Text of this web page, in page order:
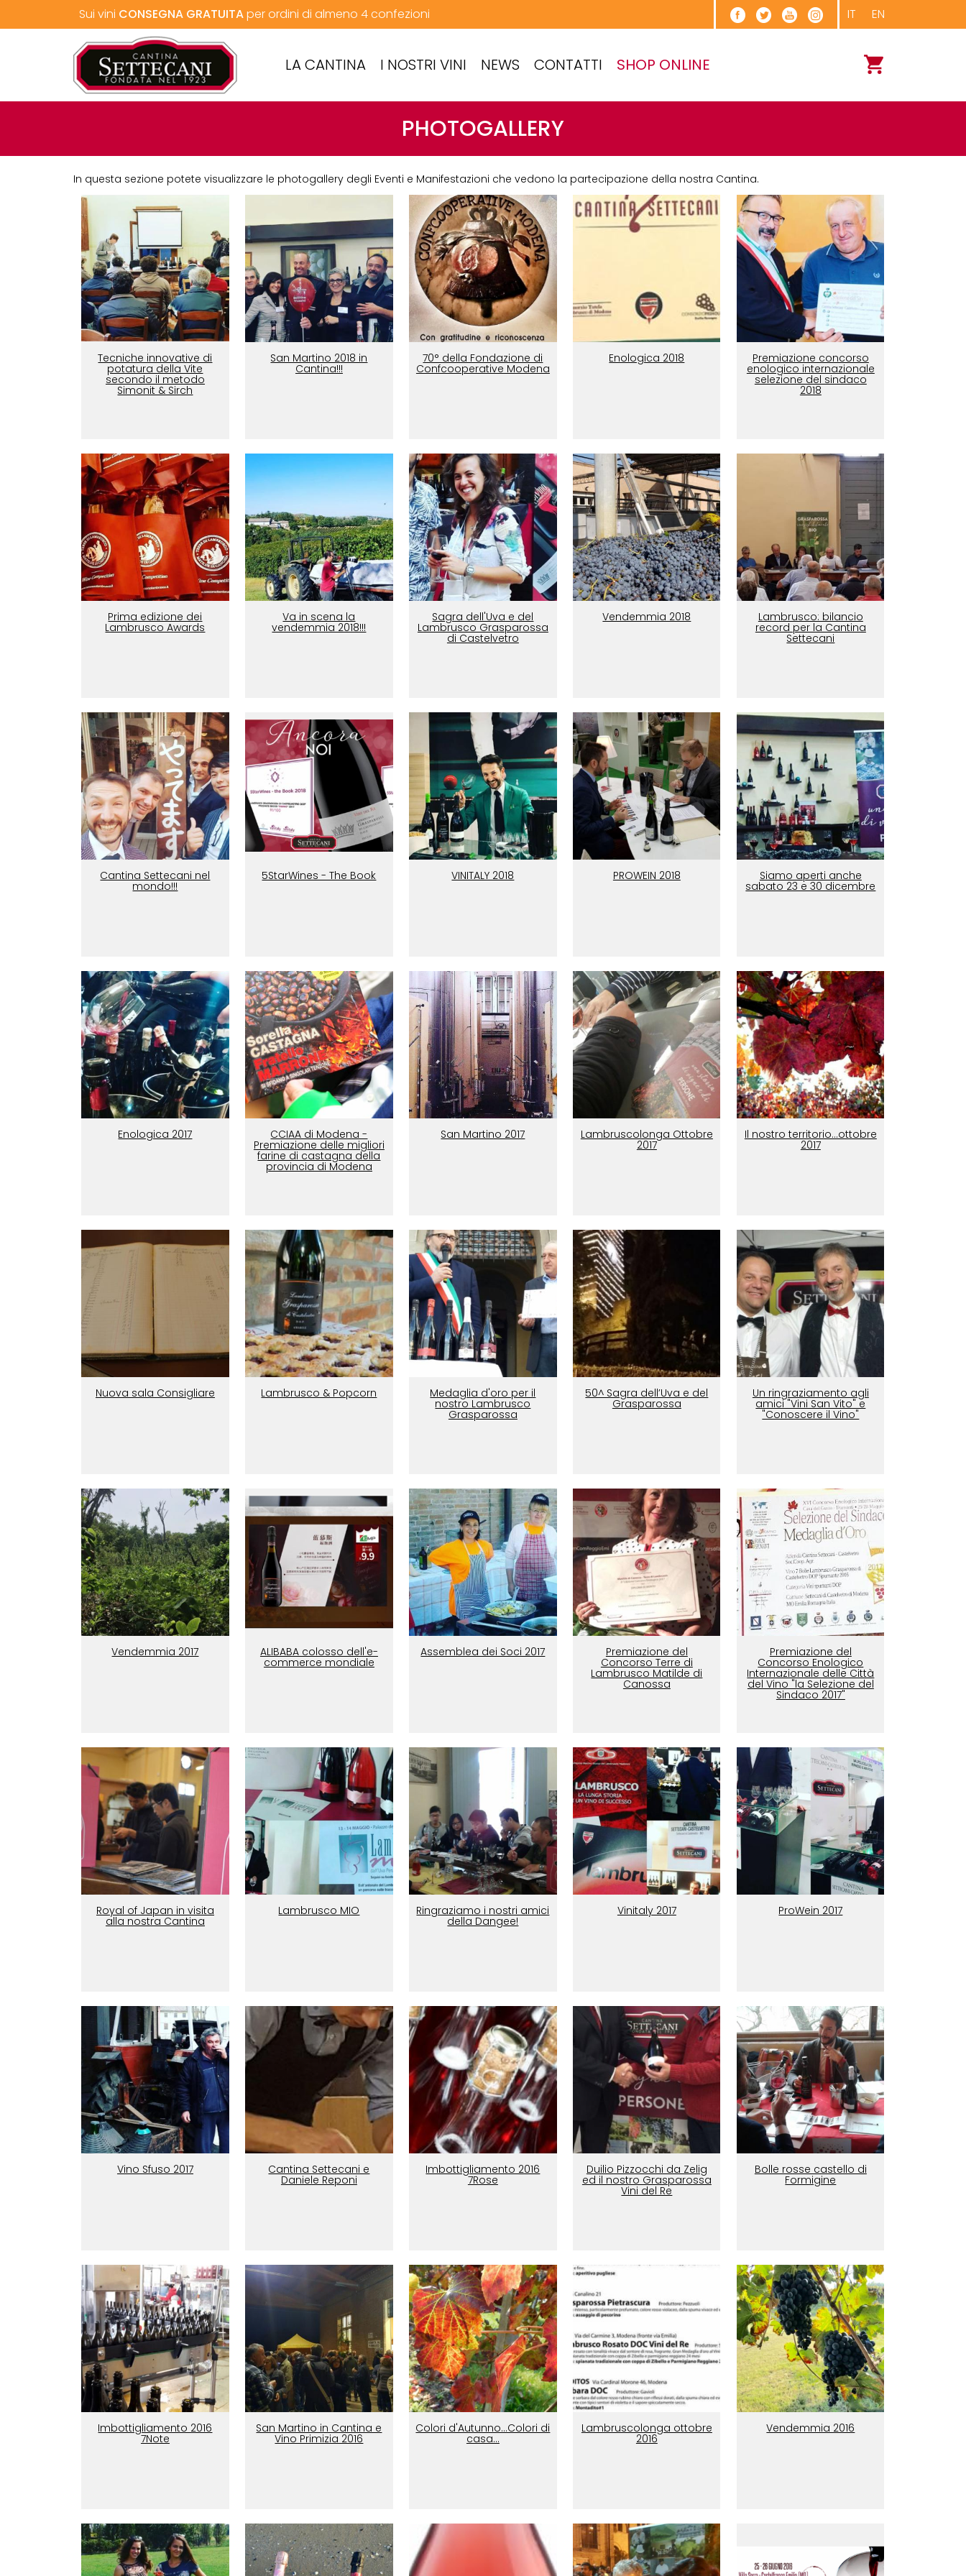
Sui vini CONSEGNA GRATUITAper ordini di almeno 4 confezioni IT EN
LA CANTINA I NOSTRI VINI NEWS CONTATTI SHOP ONLINE
PHOTOGALLERY
In questa sezione potete visualizzare le photogallery degli Eventi e Manifestazioni che vedono la partecipazione della nostra Cantina.
Tecniche innovative di
potatura della Vite
secondo il metodo
Simonit & Sirch
San Martino 2018 in
Cantina!!!
70° della Fondazione di
Confcooperative Modena
Enologica 2018 Premiazione concorso
enologico internazionale
selezione del sindaco
2018
Prima edizione dei
Lambrusco Awards
Va in scena la
vendemmia 2018!!!
Sagra dell'Uva e del
Lambrusco Grasparossa
di Castelvetro
Vendemmia 2018 Lambrusco: bilancio
record per la Cantina
Settecani
Cantina Settecani nel
mondo!!!
5StarWines - The Book VINITALY 2018 PROWEIN 2018 Siamo aperti anche
sabato 23 e 30 dicembre
Enologica 2017 CCIAA di Modena -
Premiazione delle migliori
farine di castagna della
provincia di Modena
San Martino 2017 Lambruscolonga Ottobre
2017
Il nostro territorio...ottobre
2017
Nuova sala Consigliare Lambrusco & Popcorn Medaglia d'oro per il
nostro Lambrusco
Grasparossa
50^ Sagra dell’Uva e del
Grasparossa
Un ringraziamento agli
amici "Vini San Vito" e
"Conoscere il Vino"
Vendemmia 2017 ALIBABA colosso dell'e-
commerce mondiale
Assemblea dei Soci 2017 Premiazione del
Concorso Terre di
Lambrusco Matilde di
Canossa
Premiazione del
Concorso Enologico
Internazionale delle Città
del Vino "la Selezione del
Sindaco 2017"
Royal of Japan in visita
alla nostra Cantina
Lambrusco MIO Ringraziamo i nostri amici
della Dangee!
Vinitaly 2017 ProWein 2017
Vino Sfuso 2017 Cantina Settecani e
Daniele Reponi
Imbottigliamento 2016
7Rose
Duilio Pizzocchi da Zelig
ed il nostro Grasparossa
Vini del Re
Bolle rosse castello di
Formigine
Imbottigliamento 2016
7Note
San Martino in Cantina e
Vino Primizia 2016
Colori d'Autunno...Colori di
casa...
Lambruscolonga ottobre
2016
Vendemmia 2016